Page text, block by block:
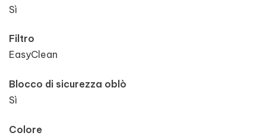
Sì
Filtro
EasyClean
Blocco di sicurezza oblò
Sì
Colore